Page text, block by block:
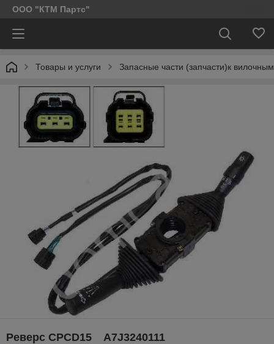
ООО "КТМ Партс"
Товары и услуги Запасные части (запчасти)к
Реверс CPCD15 A7J3240111